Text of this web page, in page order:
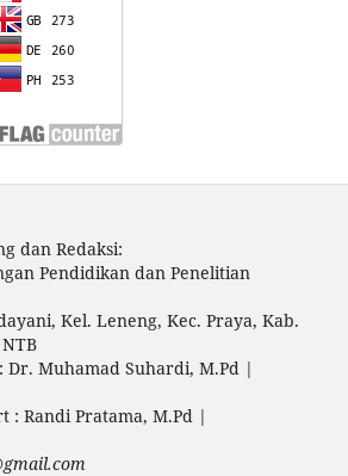
dan Redaksi:
Pendidikan dan Penelitian
Kel. Leneng, Kec. Praya, Kab.
Dr. Muhamad Suhardi, M.Pd |
: Randi Pratama, M.Pd |